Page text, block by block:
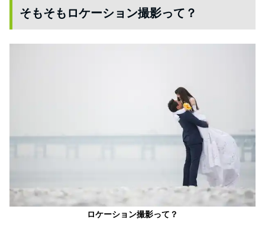
そもそもロケーション撮影って？
ロケーション撮影って？